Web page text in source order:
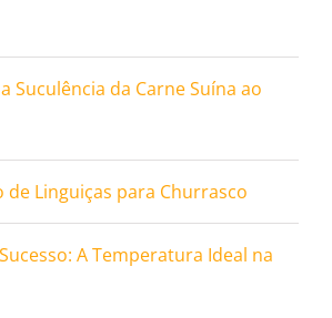
Suculência da Carne Suína ao
de Linguiças para Churrasco
A Temperatura Ideal na